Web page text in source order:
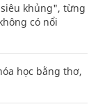
khủng", từng
có nổi
học bằng thơ,